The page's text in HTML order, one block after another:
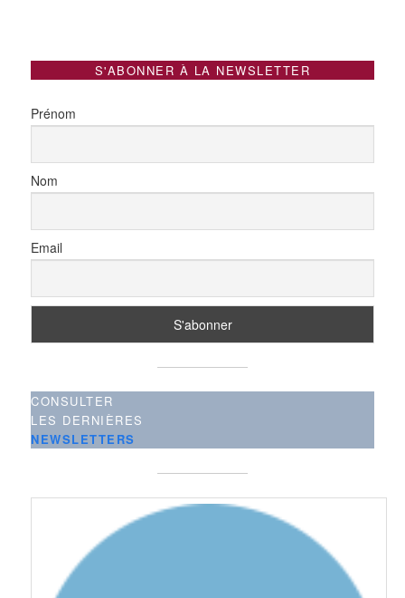
S'ABONNER À LA NEWSLETTER
Prénom
Nom
Email
CONSULTER
LES DERNIÈRES
NEWSLETTERS